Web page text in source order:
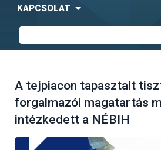
KAPCSOLAT
A tejpiacon tapasztalt
forgalmazói magatartás
intézkedett a NÉBIH